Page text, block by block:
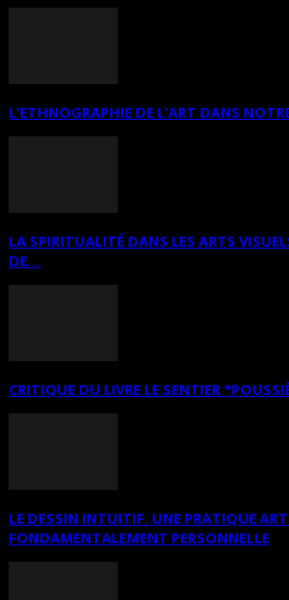
L’ETHNOGRAPHIE DE L’ART DANS
LA SPIRITUALITÉ DANS LES ARTS
DE...
CRITIQUE DU LIVRE LE SENTIER
LE DESSIN INTUITIF. UNE PRATIQUE
FONDAMENTALEMENT PERSONNELLE